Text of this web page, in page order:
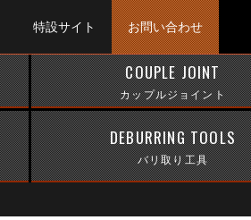
特設サイト お問い合わせ
COUPLE JOINT
カップルジョイント
DEBURRING TOOLS
バリ取り工具